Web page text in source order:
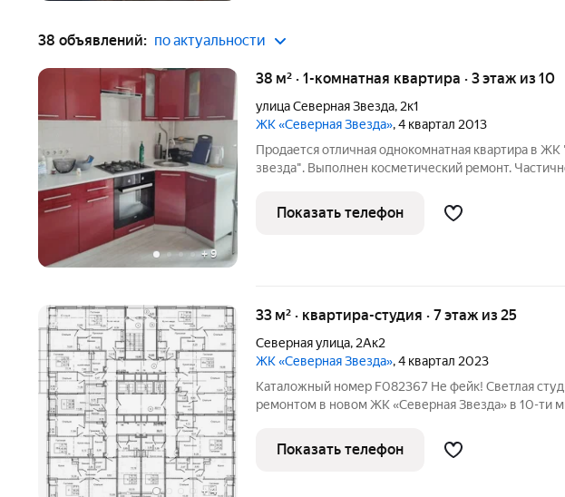
38 объявлений: по актуальности
+9
38 м² · 1-комнатная квартира · 3 этаж из 10
улица Северная Звезда, 2к1
ЖК «Северная Звезда», 4 квартал 2013
Продается отличная однокомнатная квартира в ЖК
звезда". Выполнен косметический ремонт.
все вопросы.
Показать телефон
+4
33 м² · квартира-студия · 7 этаж из 25
Северная улица, 2Ак2
ЖК «Северная Звезда», 4 квартал 2023
Каталожный номер F082367 Не фейк! Светлая студия с евро
ремонтом в новом ЖК «Северная Звезда» в 10-ти
вместительным шкафом для хранения вещей и
уголком.
Показать телефон